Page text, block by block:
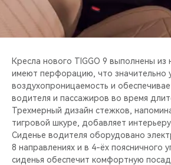
Кресла нового TIGGO 9 выполнены из
имеют перфорацию, что значительно
воздухопроницаемость и
водителя и пассажиров во время
Трехмерный дизайн стежков,
тигровой шкуре, добавляет
Сиденье водителя оборудовано
8 направлениях и в 4-ёх поясничного
сиденья обеспечит комфортную